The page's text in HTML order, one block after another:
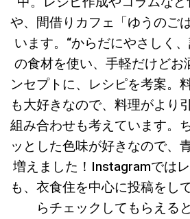
や、間借りカフェ「ゆうのご
います。“からだにやさしく
の食材を使い、手軽だけどお
ンセプトに、レシピを考案。
も大好きなので、料理がより
組み合わせも考えています。
ッとした色味が好きなので、
増えました！Instagramでは
も、衣食住を中心に投稿をし
らチェックしてもらえる